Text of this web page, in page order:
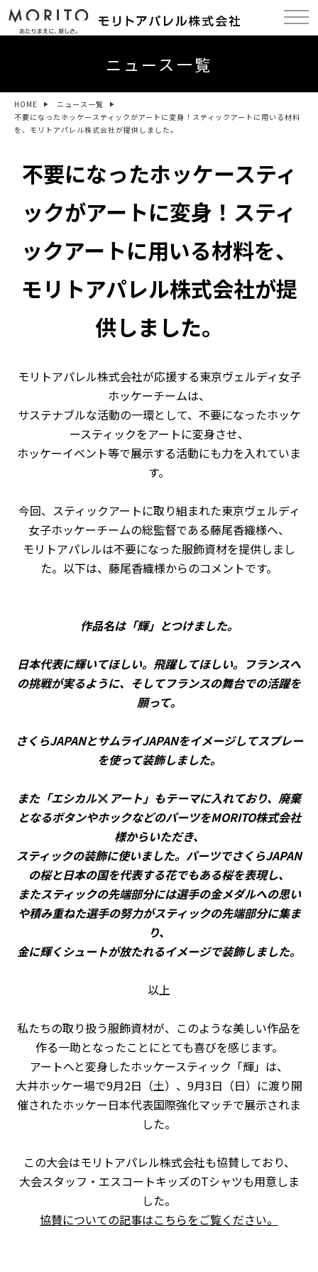
ニュース一覧
HOME
ニュース一覧
不要になったホッケースティックがアートに変身！スティックアートに用いる材料
を、モリトアパレル株式会社が提供しました。
不要になったホッケースティ
ックがアートに変身！スティ
ックアートに用いる材料を、
モリトアパレル株式会社が提
供しました。
モリトアパレル株式会社が応援する東京ヴェルディ女子
ホッケーチームは、
サステナブルな活動の一環として、不要になったホッケ
ースティックをアートに変身させ、
ホッケーイベント等で展示する活動にも力を入れていま
す。
今回、スティックアートに取り組まれた東京ヴェルディ
女子ホッケーチームの総監督である藤尾香織様へ、
モリトアパレルは不要になった服飾資材を提供しまし
た。以下は、藤尾香織様からのコメントです。
作品名は「輝」とつけました。
日本代表に輝いてほしい。飛躍してほしい。フランスへ
の挑戦が実るように、そしてフランスの舞台での活躍を
願って。
さくらJAPANとサムライJAPANをイメージしてスプレー
を使って装飾しました。
また「エシカル
アート」もテーマに入れており、廃棄
となるボタンやホックなどのパーツをMORITO株式会社
様からいただき、
スティックの装飾に使いました。パーツでさくらJAPAN
の桜と日本の国を代表する花でもある桜を表現し、
またスティックの先端部分には選手の金メダルへの思い
や積み重ねた選手の努力がスティックの先端部分に集ま
り、
金に輝くシュートが放たれるイメージで装飾しました。
以上
私たちの取り扱う服飾資材が、このような美しい作品を
作る一助となったことにとても喜びを感じます。
アートへと変身したホッケースティック「輝」は、
大井ホッケー場で9月2日（土）、 9月3日（日）に渡り開
催されたホッケー日本代表国際強化マッチで展示されま
した。
この大会はモリトアパレル株式会社も協賛しており、
大会スタッフ・エスコートキッズのTシャツも用意しま
した。
協賛についての記事はこちらをご覧ください。